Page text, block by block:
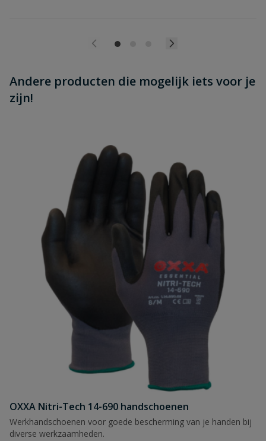
Andere producten die mogelijk iets voor je
zijn!
OXXA Nitri-Tech 14-690 handschoenen
Werkhandschoenen voor goede bescherming van je handen bij
diverse werkzaamheden.